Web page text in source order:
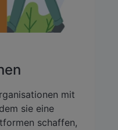
mit
sie eine
schaffen,